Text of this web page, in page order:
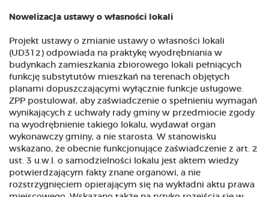
Nowelizacja ustawy o własności lokali
Projekt ustawy o zmianie ustawy o własności lokali
(UD312) odpowiada na praktykę wyodrębniania w
budynkach zamieszkania zbiorowego lokali pełniących
funkcję substytutów mieszkań na terenach objętych
planami dopuszczającymi wyłącznie funkcje usługowe.
ZPP postulował, aby zaświadczenie o spełnieniu wymagań
wynikających z uchwały rady gminy w przedmiocie zgody
na wyodrębnienie takiego lokalu, wydawał organ
wykonawczy gminy, a nie starosta. W stanowisku
wskazano, że obecnie funkcjonujące zaświadczenie z art. 2
ust. 3 u.w.l. o samodzielności lokalu jest aktem wiedzy
potwierdzającym fakty znane organowi, a nie
rozstrzygnięciem opierającym się na wykładni aktu prawa